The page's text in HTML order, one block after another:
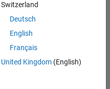
Switzerland
Deutsch
English
Français
United Kingdom(English)